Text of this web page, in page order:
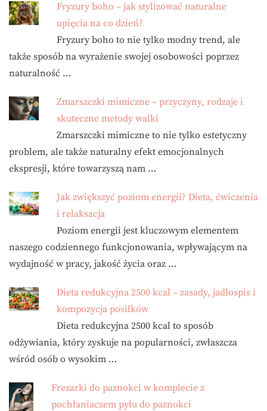
Fryzury boho – jak stylizować naturalne
upięcia na co dzień?
Fryzury boho to nie tylko modny trend, ale
także sposób na wyrażenie swojej osobowości poprzez
naturalność …
Zmarszczki mimiczne – przyczyny, rodzaje i
skuteczne metody walki
Zmarszczki mimiczne to nie tylko estetyczny
problem, ale także naturalny efekt emocjonalnych
ekspresji, które towarzyszą nam …
Jak zwiększyć poziom energii? Dieta, ćwiczenia
i relaksacja
Poziom energii jest kluczowym elementem
naszego codziennego funkcjonowania, wpływającym na
wydajność w pracy, jakość życia oraz …
Dieta redukcyjna 2500 kcal – zasady, jadłospis i
kompozycja posiłków
Dieta redukcyjna 2500 kcal to sposób
odżywiania, który zyskuje na popularności, zwłaszcza
wśród osób o wysokim …
Frezarki do paznokci w komplecie z
pochłaniaczem pyłu do paznokci